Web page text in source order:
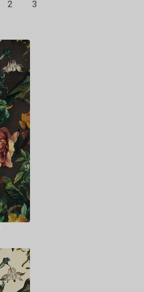
2 3